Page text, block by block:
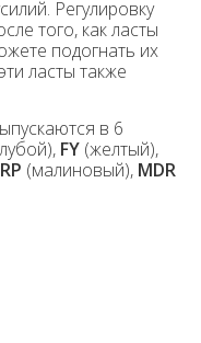
Регулировку
того, как ласты
подогнать их
ласты также
в 6
FY (желтый),
RP (малиновый), MDR